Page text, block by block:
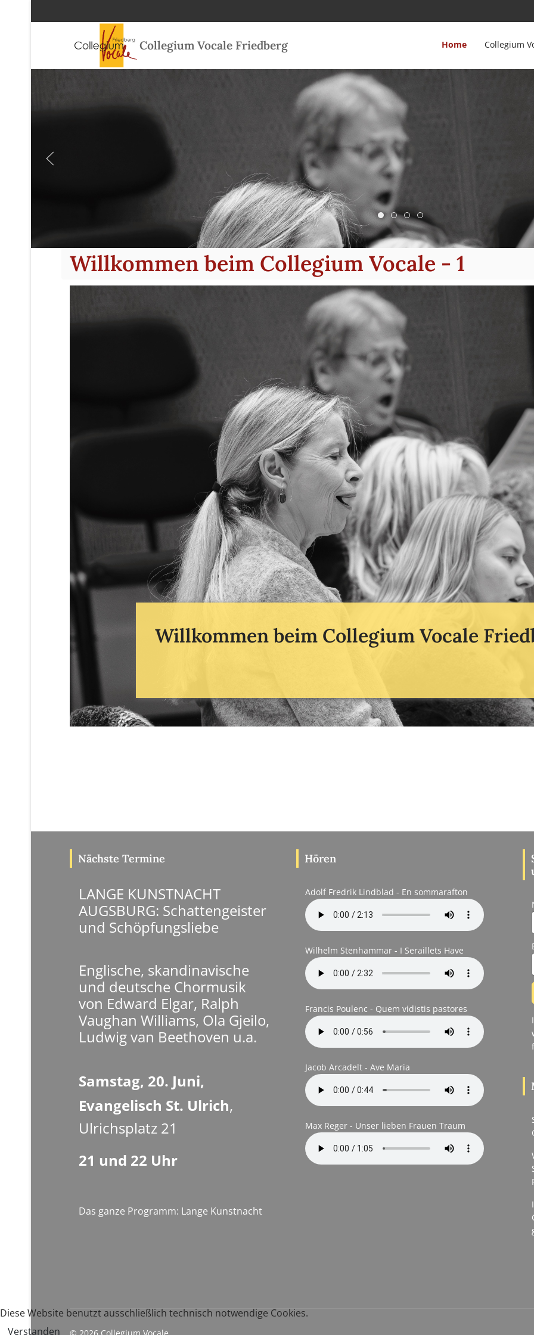
Collegium Vocale Friedberg Home Collegium
Willkommen beim Collegium Vocale
Willkommen beim Collegium
Willkommen beim Collegium
Willkommen beim
Willkommen beim
Willkommen beim Collegium Vocale - 1
Willkommen beim Collegium Vocale
Nächste Termine
LANGE KUNSTNACHT
AUGSBURG: Schattengeister
und Schöpfungsliebe
Englische, skandinavische
und deutsche Chormusik
von Edward Elgar, Ralph
Vaughan Williams, Ola Gjeilo,
Ludwig van Beethoven u.a.
Samstag, 20. Juni,
Evangelisch St. Ulrich,
Ulrichsplatz 21
21 und 22 Uhr
Das ganze Programm: Lange Kunstnacht
Hören
Adolf Fredrik Lindblad - En sommarafton
Wilhelm Stenhammar - I Seraillets Have
Francis Poulenc - Quem vidistis pastores
Jacob Arcadelt - Ave Maria
Max Reger - Unser lieben Frauen Traum
Diese Website benutzt ausschließlich technisch notwendige Cookies.
Verstanden